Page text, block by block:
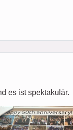
es ist spektakulär.